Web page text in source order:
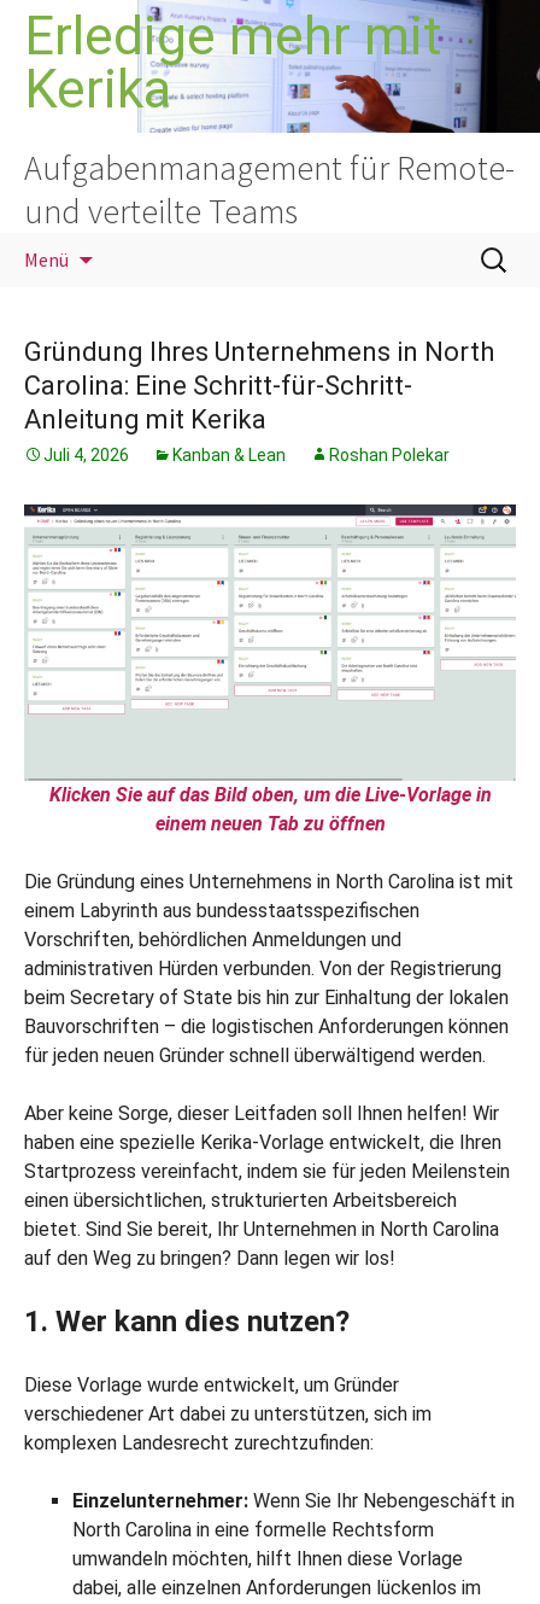
Zum
Inhalt
springen
Erledige mehr mit
Kerika
Aufgabenmanagement für Remote-
und verteilte Teams
Menü
Suchen
nach:
Gründung Ihres Unternehmens in North
Carolina: Eine Schritt-für-Schritt-
Anleitung mit Kerika
Juli 4, 2026 Kanban & Lean Roshan Polekar
Klicken Sie auf das Bild oben, um die Live-Vorlage in
einem neuen Tab zu öffnen
Die Gründung eines Unternehmens in North Carolina ist mit
einem Labyrinth aus bundesstaatsspezifischen
Vorschriften, behördlichen Anmeldungen und
administrativen Hürden verbunden. Von der Registrierung
beim Secretary of State bis hin zur Einhaltung der lokalen
Bauvorschriften – die logistischen Anforderungen können
für jeden neuen Gründer schnell überwältigend werden.
Aber keine Sorge, dieser Leitfaden soll Ihnen helfen! Wir
haben eine spezielle Kerika-Vorlage entwickelt, die Ihren
Startprozess vereinfacht, indem sie für jeden Meilenstein
einen übersichtlichen, strukturierten Arbeitsbereich
bietet. Sind Sie bereit, Ihr Unternehmen in North Carolina
auf den Weg zu bringen? Dann legen wir los!
1. Wer kann dies nutzen?
Diese Vorlage wurde entwickelt, um Gründer
verschiedener Art dabei zu unterstützen, sich im
komplexen Landesrecht zurechtzufinden:
Einzelunternehmer: Wenn Sie Ihr Nebengeschäft in
North Carolina in eine formelle Rechtsform
umwandeln möchten, hilft Ihnen diese Vorlage
dabei, alle einzelnen Anforderungen lückenlos im